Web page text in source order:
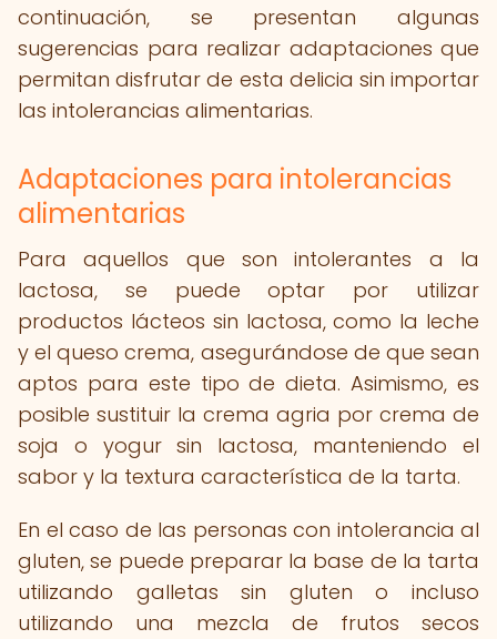
continuación, se presentan algunas
sugerencias para realizar adaptaciones que
permitan disfrutar de esta delicia sin importar
las intolerancias alimentarias.
Adaptaciones para intolerancias
alimentarias
Para aquellos que son intolerantes a la
lactosa, se puede optar por utilizar
productos lácteos sin lactosa, como la leche
y el queso crema, asegurándose de que sean
aptos para este tipo de dieta. Asimismo, es
posible sustituir la crema agria por crema de
soja o yogur sin lactosa, manteniendo el
sabor y la textura característica de la tarta.
En el caso de las personas con intolerancia al
gluten, se puede preparar la base de la tarta
utilizando galletas sin gluten o incluso
utilizando una mezcla de frutos secos